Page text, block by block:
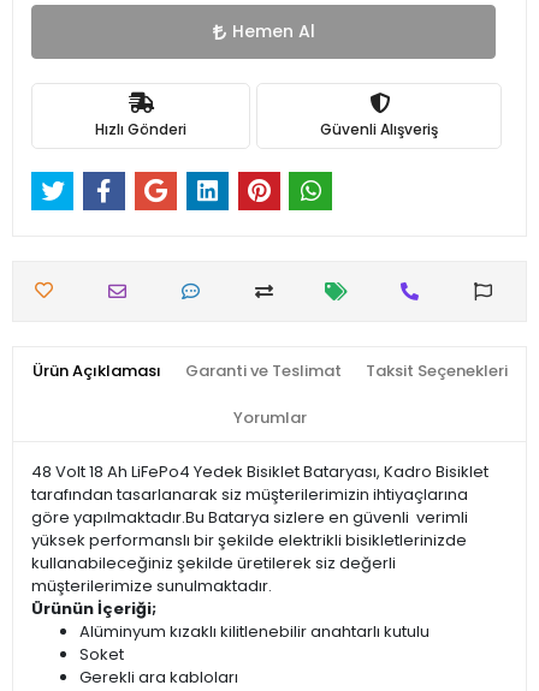
Hemen Al
Hızlı Gönderi Güvenli Alışveriş
Ürün Açıklaması Garanti ve Teslimat Taksit Seçenekleri
Yorumlar
48 Volt 18 Ah LiFePo4 Yedek Bisiklet Bataryası, Kadro Bisiklet
tarafından tasarlanarak siz müşterilerimizin ihtiyaçlarına
göre yapılmaktadır.Bu Batarya sizlere en güvenli verimli
yüksek performanslı bir şekilde elektrikli bisikletlerinizde
kullanabileceğiniz şekilde üretilerek siz değerli
müşterilerimize sunulmaktadır.
Ürünün İçeriği;
Alüminyum kızaklı kilitlenebilir anahtarlı kutulu
Soket
Gerekli ara kabloları